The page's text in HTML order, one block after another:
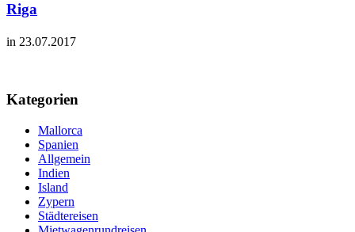
Riga
in 23.07.2017
Kategorien
Mallorca
Spanien
Allgemein
Indien
Island
Zypern
Städtereisen